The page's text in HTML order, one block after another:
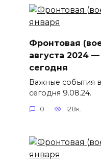
Фронтовая
августа 2024
сегодня
Важные события
сегодня 9.08.24.
0 128к.